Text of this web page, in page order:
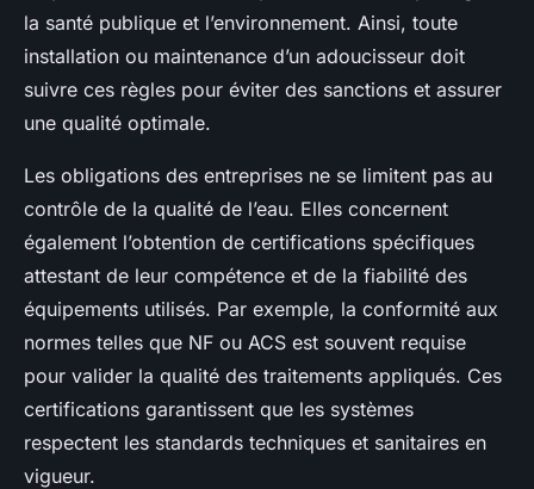
la santé publique et l’environnement. Ainsi, toute
installation ou maintenance d’un adoucisseur doit
suivre ces règles pour éviter des sanctions et assurer
une qualité optimale.
Les obligations des entreprises ne se limitent pas au
contrôle de la qualité de l’eau. Elles concernent
également l’obtention de certifications spécifiques
attestant de leur compétence et de la fiabilité des
équipements utilisés. Par exemple, la conformité aux
normes telles que NF ou ACS est souvent requise
pour valider la qualité des traitements appliqués. Ces
certifications garantissent que les systèmes
respectent les standards techniques et sanitaires en
vigueur.